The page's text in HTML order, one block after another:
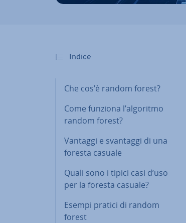
Indice
Che cos’è random forest?
Come funziona l’algoritmo
random forest?
Vantaggi e svantaggi di una
foresta casuale
Quali sono i tipici casi d’uso
per la foresta casuale?
Esempi pratici di random
forest